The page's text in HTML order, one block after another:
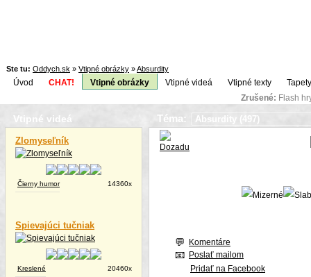
Ste tu: Oddych.sk » Vtipné obrázky »Absurdity
Úvod CHAT! Vtipné obrázky Vtipné videá Vtipné texty
Zrušené: Flash
Vtipné videá
Zlomyseľník
Čierny humor 14360x
Spievajúci tučniak
Kreslené 20460x
Téma:
Komentáre
Poslať mailom
Pridať na Facebook